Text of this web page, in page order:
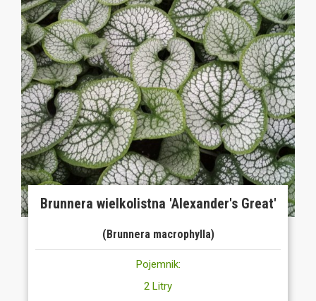
Brunnera wielkolistna 'Alexander's Great'
(Brunnera macrophylla)
Pojemnik:
2 Litry